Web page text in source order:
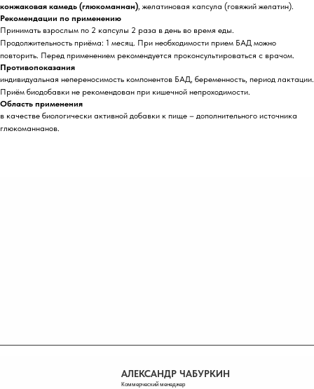
конжаковая камедь (глюкоманнан), желатиновая капсула (говяжий желатин).
Рекомендации по применению
Принимать взрослым по 2 капсулы 2 раза в день во время еды.
Продолжительность приёма: 1 месяц. При необходимости прием БАД можно
повторить. Перед применением рекомендуется проконсультироваться с врачом.
Противопоказания
индивидуальная непереносимость компонентов БАД, беременность, период лактации.
Приём биодобавки не рекомендован при кишечной непроходимости.
Область применения
в качестве биологически активной добавки к пище – дополнительного источника
глюкоманнанов.
Коммерческий менеджер
АЛЕКСАНДР ЧАБУРКИН